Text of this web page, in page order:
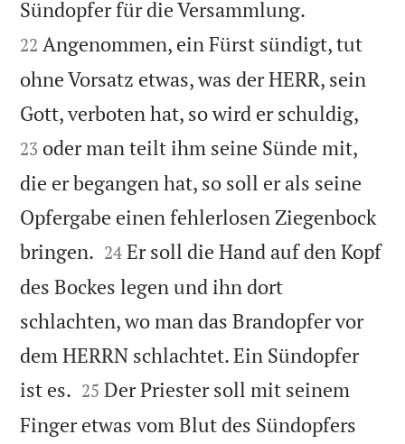
Sündopfer für die Versammlung.
22 Angenommen, ein Fürst sündigt, tut
ohne Vorsatz etwas, was der HERR, sein
Gott, verboten hat, so wird er schuldig,
23 oder man teilt ihm seine Sünde mit,
die er begangen hat, so soll er als seine
Opfergabe einen fehlerlosen Ziegenbock
bringen. 

24 Er soll die Hand auf den Kopf
des Bockes legen und ihn dort
schlachten, wo man das Brandopfer vor
dem HERRN schlachtet. Ein Sündopfer
ist es. 

25 Der Priester soll mit seinem
Finger etwas vom Blut des Sündopfers